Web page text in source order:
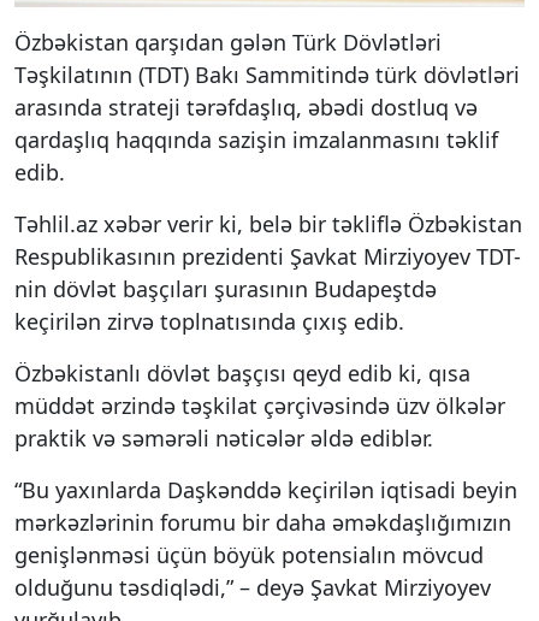
Özbəkistan qarşıdan gələn Türk Dövlətləri
Təşkilatının (TDT) Bakı Sammitində türk dövlətləri
arasında strateji tərəfdaşlıq, əbədi dostluq və
qardaşlıq haqqında sazişin imzalanmasını təklif
edib.
Təhlil.az xəbər verir ki, belə bir təkliflə Özbəkistan
Respublikasının prezidenti Şavkat Mirziyoyev TDT-
nin dövlət başçıları şurasının Budapeştdə
keçirilən zirvə toplnatısında çıxış edib.
Özbəkistanlı dövlət başçısı qeyd edib ki, qısa
müddət ərzində təşkilat çərçivəsində üzv ölkələr
praktik və səmərəli nəticələr əldə ediblər.
“Bu yaxınlarda Daşkənddə keçirilən iqtisadi beyin
mərkəzlərinin forumu bir daha əməkdaşlığımızın
genişlənməsi üçün böyük potensialın mövcud
olduğunu təsdiqlədi,” – deyə Şavkat Mirziyoyev